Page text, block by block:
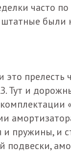
часто
это
Тут и
пружины, и
подвески,